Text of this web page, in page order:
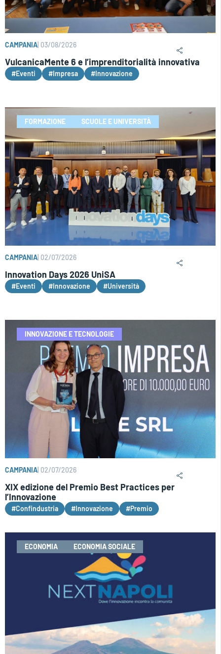
CAMPANIA 03/08/2026
VulcanicaMente 6 e l’imprenditorialità innovativa
#Eventi #Impresa #Innovazione
FORMAZIONE SCUOLE E UNIVERSITÀ
CAMPANIA 02/07/2026
Innovation Days 2026 UniSA
#Eventi #Innovazione #Università
INNOVAZIONE E TECNOLOGIE
CAMPANIA 02/07/2026
XIX edizione del Premio Best Practices per
l’Innovazione
#Confindustria #Innovazione #Premio
ECONOMIA ECONOMIA SOCIALE